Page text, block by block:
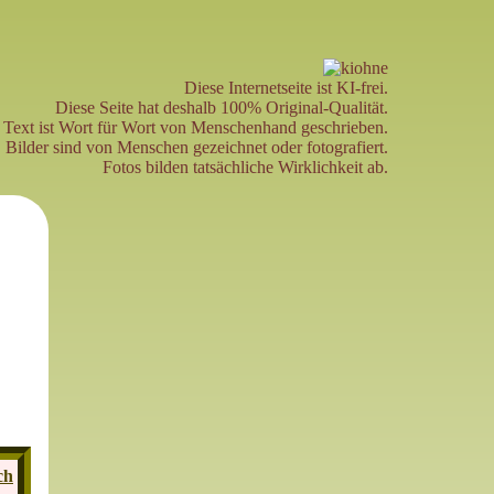
Diese Internetseite ist KI-frei.
Diese Seite hat deshalb 100% Original-Qualität.
Text ist Wort für Wort von Menschenhand geschrieben.
Bilder sind von Menschen gezeichnet oder fotografiert.
Fotos bilden tatsächliche Wirklichkeit ab.